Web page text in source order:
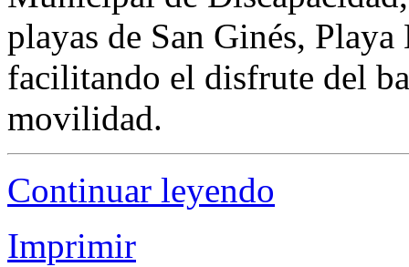
playas de San Ginés,
facilitando el disfrute del
movilidad.
Continuar leyendo
Imprimir